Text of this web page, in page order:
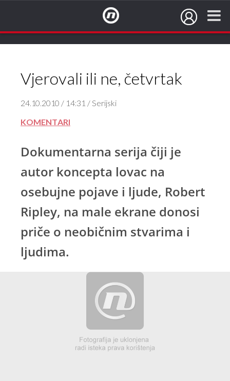
Vjerovali ili ne, četvrtak
24.10.2010 / 14:31 / Serijski
KOMENTARI
Dokumentarna serija čiji je
autor koncepta lovac na
osebujne pojave i ljude, Robert
Ripley, na male ekrane donosi
priče o neobičnim stvarima i
ljudima.